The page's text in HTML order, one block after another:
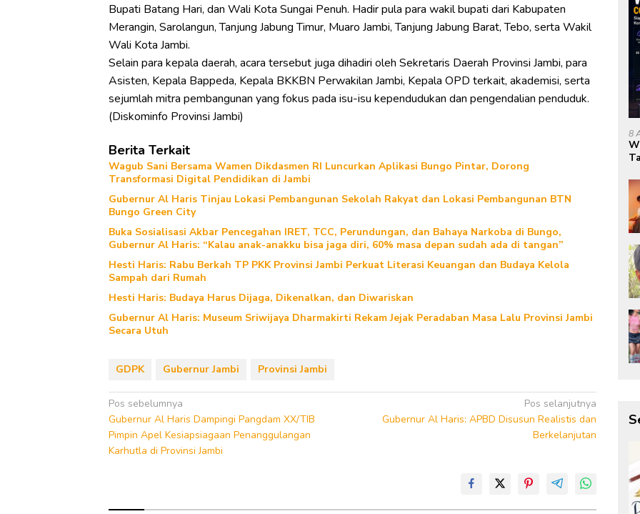
Bupati Batang Hari, dan Wali Kota Sungai Penuh. Hadir pula para wakil bupati dari Kabupaten
Merangin, Sarolangun, Tanjung Jabung Timur, Muaro Jambi, Tanjung Jabung Barat, Tebo, serta Wakil
Wali Kota Jambi.
Selain para kepala daerah, acara tersebut juga dihadiri oleh Sekretaris Daerah Provinsi Jambi, para
Asisten, Kepala Bappeda, Kepala BKKBN Perwakilan Jambi, Kepala OPD terkait, akademisi, serta
sejumlah mitra pembangunan yang fokus pada isu-isu kependudukan dan pengendalian penduduk.
(Diskominfo Provinsi Jambi)
Berita Terkait
Wagub Sani Bersama Wamen Dikdasmen RI Luncurkan Aplikasi Bungo Pintar, Dorong
Transformasi Digital Pendidikan di Jambi
Gubernur Al Haris Tinjau Lokasi Pembangunan Sekolah Rakyat dan Lokasi Pembangunan BTN
Bungo Green City
Buka Sosialisasi Akbar Pencegahan IRET, TCC, Perundungan, dan Bahaya Narkoba di Bungo,
Gubernur Al Haris: “Kalau anak-anakku bisa jaga diri, 60% masa depan sudah ada di tangan”
Hesti Haris: Rabu Berkah TP PKK Provinsi Jambi Perkuat Literasi Keuangan dan Budaya Kelola
Sampah dari Rumah
Hesti Haris: Budaya Harus Dijaga, Dikenalkan, dan Diwariskan
Gubernur Al Haris: Museum Sriwijaya Dharmakirti Rekam Jejak Peradaban Masa Lalu Provinsi Jambi
Secara Utuh
GDPK Gubernur Jambi Provinsi Jambi
Navigasi
pos
Pos sebelumnya
Gubernur Al Haris Dampingi Pangdam XX/TIB
Pimpin Apel Kesiapsiagaan Penanggulangan
Karhutla di Provinsi Jambi
Pos selanjutnya
Gubernur Al Haris: APBD Disusun Realistis dan
Berkelanjutan
8